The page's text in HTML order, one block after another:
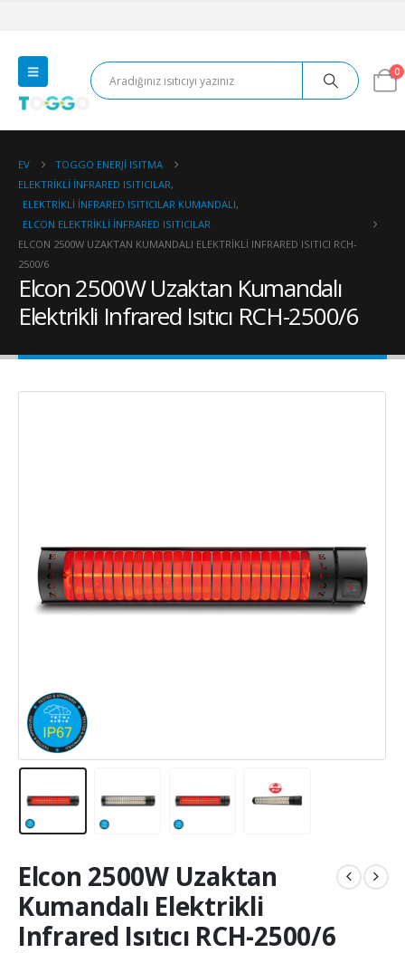
0
EV
TOGGO ENERJI ISITMA
ELEKTRIKLI İNFRARED ISITICILAR,
ELEKTRIKLI İNFRARED ISITICILAR KUMANDALI,
ELCON ELEKTRIKLI İNFRARED ISITICILAR
ELCON 2500W UZAKTAN KUMANDALI ELEKTRIKLI INFRARED ISITICI RCH-
2500/6
Elcon 2500W Uzaktan Kumandalı
Elektrikli Infrared Isıtıcı RCH-2500/6
Elcon 2500W Uzaktan
Kumandalı Elektrikli
Infrared Isıtıcı RCH-2500/6